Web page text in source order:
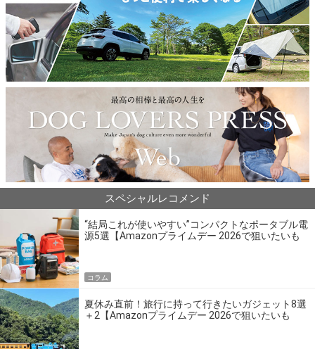
スペシャルレコメンド
“結局これが使いやすい”コンパクトなポータブル電
源5選【Amazonプライムデー 2026で狙いたいも
コラム
夏休み直前！旅行に持って行きたいガジェット8選
＋2【Amazonプライムデー 2026で狙いたいも